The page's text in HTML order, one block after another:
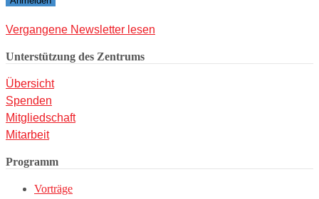
Vergangene Newsletter lesen
Unterstützung des Zentrums
Übersicht
Spenden
Mitgliedschaft
Mitarbeit
Programm
Vorträge